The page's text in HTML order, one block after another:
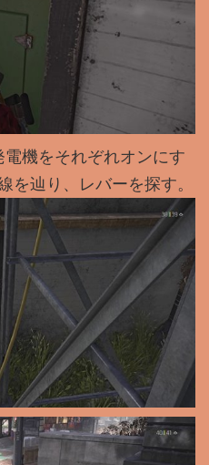
機をそれぞれオンにす
を辿り、レバーを探す。